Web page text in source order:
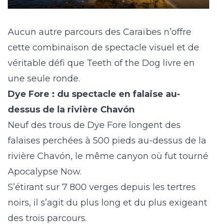
Aucun autre parcours des Caraïbes n’offre
cette combinaison de spectacle visuel et de
véritable défi que Teeth of the Dog livre en
une seule ronde.
Dye Fore : du spectacle en falaise au-
dessus de la rivière Chavón
Neuf des trous de Dye Fore longent des
falaises perchées à 500 pieds au-dessus de la
rivière Chavón, le même canyon où fut tourné
Apocalypse Now.
S’étirant sur 7 800 verges depuis les tertres
noirs, il s’agit du plus long et du plus exigeant
des trois parcours.